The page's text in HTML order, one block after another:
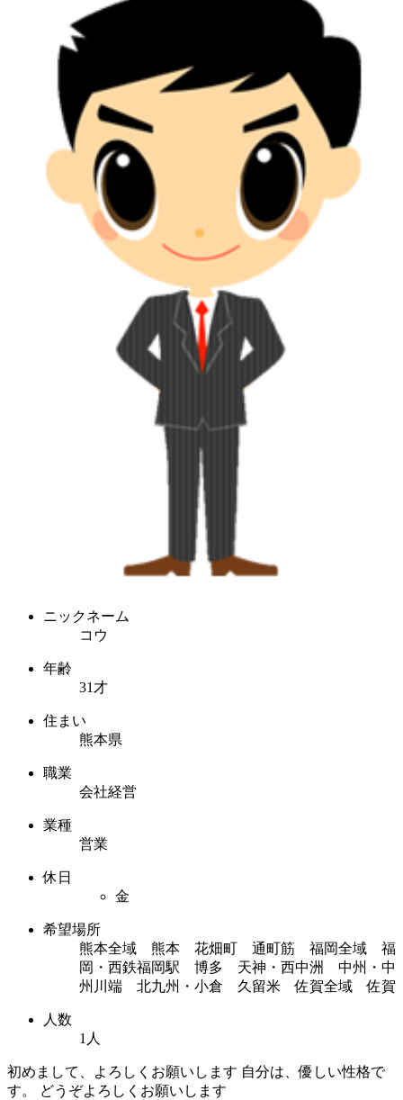
ニックネーム
コウ
年齢
31才
住まい
熊本県
職業
会社経営
業種
営業
休日
金
希望場所
熊本全域 熊本 花畑町 通町筋 福岡全域 福
岡・西鉄福岡駅 博多 天神・西中洲 中州・中
州川端 北九州・小倉 久留米 佐賀全域 佐賀
人数
1人
初めまして、よろしくお願いします 自分は、優しい性格で
す。 どうぞよろしくお願いします